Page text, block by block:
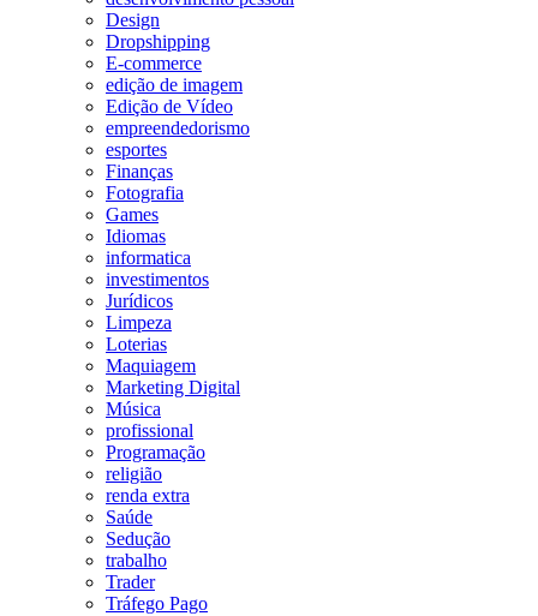
Design
Dropshipping
E-commerce
edição de imagem
Edição de Vídeo
empreendedorismo
esportes
Finanças
Fotografia
Games
Idiomas
informatica
investimentos
Jurídicos
Limpeza
Loterias
Maquiagem
Marketing Digital
Música
profissional
Programação
religião
renda extra
Saúde
Sedução
trabalho
Trader
Tráfego Pago